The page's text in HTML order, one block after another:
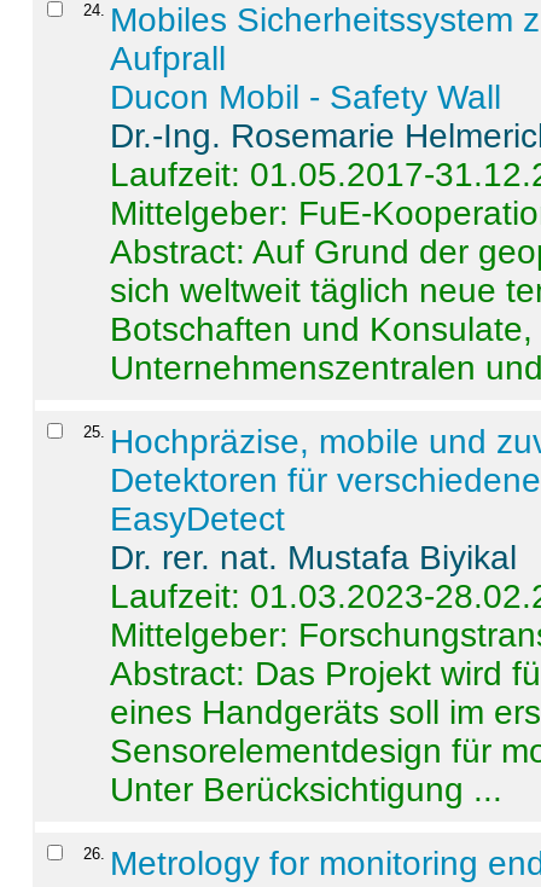
24. Mobiles Sicherheitssystem
Aufprall
Ducon Mobil - Safety Wall
Dr.-Ing. Rosemarie
Laufzeit: 01.05.2017-
Mittelgeber: FuE-
Abstract:Auf Grund der
sich weltweit täglich neue
Botschaften und
Unternehmenszentralen
25. Hochpräzise, mobile und
Detektoren für
EasyDetect
Dr. rer. nat. Mustafa Biyikal
Laufzeit: 01.03.2023-
Mittelgeber:
Abstract: Das Projekt wird
eines Handgeräts soll im
Sensorelementdesign für
Unter Berücksichtigung ...
26. Metrology for monitoring